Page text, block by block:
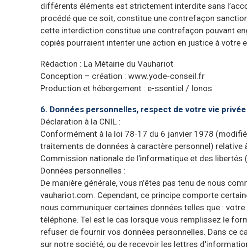
différents éléments est strictement interdite sans
procédé que ce soit, constitue une contrefaçon
cette interdiction constitue une contrefaçon pouvant
copiés pourraient intenter une action en justice à votre
Rédaction : La Métairie du Vauhariot
Conception – création : www.yode-conseil.fr
Production et hébergement : e-ssentiel / Ionos
6. Données personnelles, respect de votre vie
Déclaration à la CNIL :
Conformément à la loi 78-17 du 6 janvier 1978
traitements de données à caractère personnel) relative
Commission nationale de l’informatique et des libertés
Données personnelles :
De manière générale, vous n’êtes pas tenu de nous
vauhariot.com. Cependant, ce principe comporte
nous communiquer certaines données telles que :
téléphone. Tel est le cas lorsque vous remplissez le
refuser de fournir vos données personnelles. Dans ce
sur notre société, ou de recevoir les lettres